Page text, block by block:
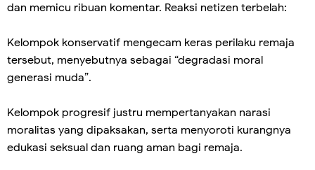
dan memicu ribuan komentar. Reaksi netizen terbelah:
Kelompok konservatif mengecam keras perilaku remaja
tersebut, menyebutnya sebagai “degradasi moral
generasi muda”.
Kelompok progresif justru mempertanyakan narasi
moralitas yang dipaksakan, serta menyoroti kurangnya
edukasi seksual dan ruang aman bagi remaja.